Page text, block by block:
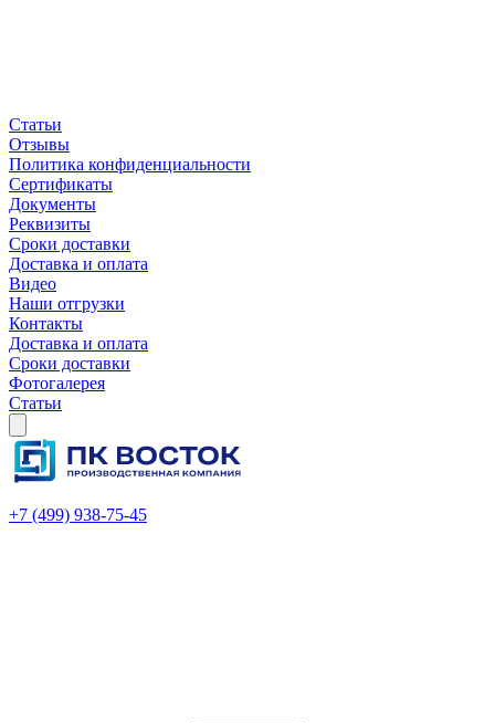
Статьи
Отзывы
Политика конфиденциальности
Сертификаты
Документы
Реквизиты
Сроки доставки
Доставка и оплата
Видео
Наши отгрузки
Контакты
Доставка и оплата
Сроки доставки
Фотогалерея
Статьи
+7 (499) 938-75-45